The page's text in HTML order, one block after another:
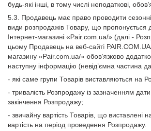
будь-які інші, в тому числі неподаткові,
5.3. Продавець має право проводити сезонні
види розпродажів Товару, що пропонується
Інтернет-магазині «Pair.com.ua/» (далі -
цьому Продавець на веб-сайті
магазину «Pair.com.ua/» обов’язково
наступну інформацію (невід’ємна частина
- які саме групи Товарів виставляються на
- тривалість Розпродажу із зазначенням дати
закінчення Розпродажу;
- звичайну вартість Товарів, що виставлені
вартість на період проведення Розпродажу.